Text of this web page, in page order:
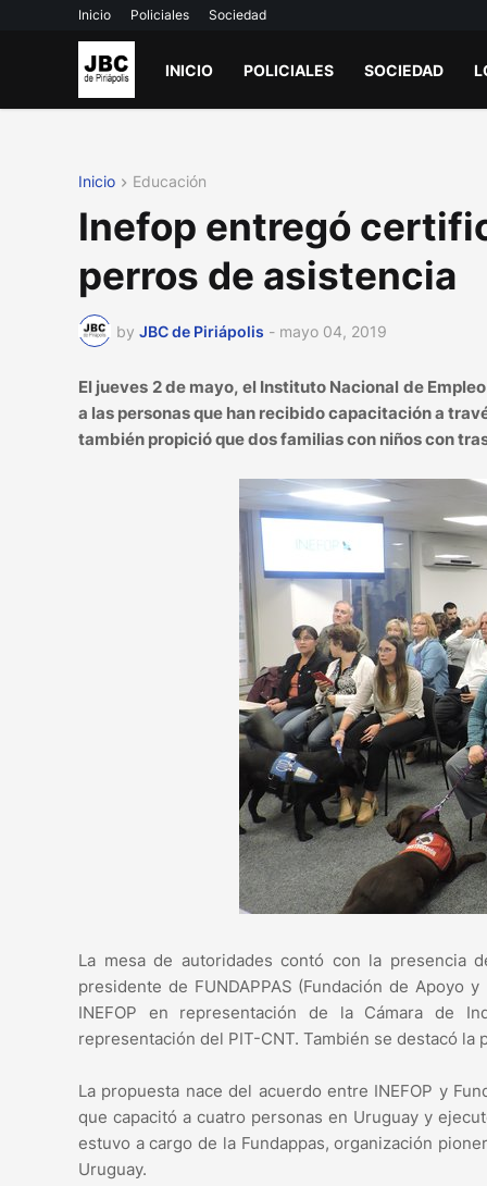
Inicio Policiales Sociedad
INICIO POLICIALES SOCIEDAD
Inicio Educación
Inefop entregó
perros de asistencia
by JBC de Piriápolis - mayo 04, 2019
El jueves 2 de mayo, el Instituto Nacional de
a las personas que han recibido capacitación a
también propició que dos familias con niños con
La mesa de autoridades contó con la presencia
presidente de FUNDAPPAS (Fundación de Apoyo
INEFOP en representación de la Cámara de
representación del PIT-CNT. También se destacó
La propuesta nace del acuerdo entre INEFOP y
que capacitó a cuatro personas en Uruguay y
estuvo a cargo de la Fundappas, organización
Uruguay.